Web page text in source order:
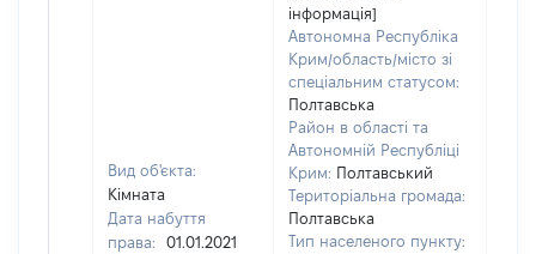
Вид об'єкта:
Кімната
Дата набуття
права:
01.01.2021
інформація]
Автономна Республіка
Крим/область/місто зі
спеціальним статусом:
Полтавська
Район в області та
Автономній Республіці
Крим: Полтавський
Територіальна громада:
Полтавська
Тип населеного пункту: